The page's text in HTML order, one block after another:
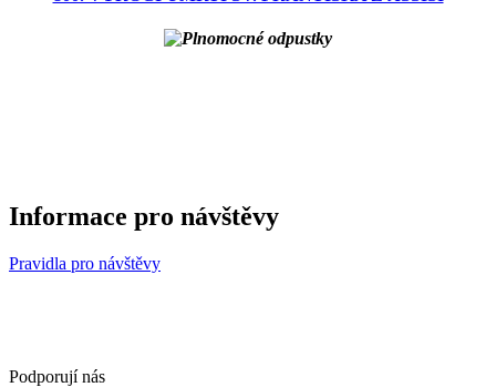
Informace pro návštěvy
Pravidla pro návštěvy
Podporují nás